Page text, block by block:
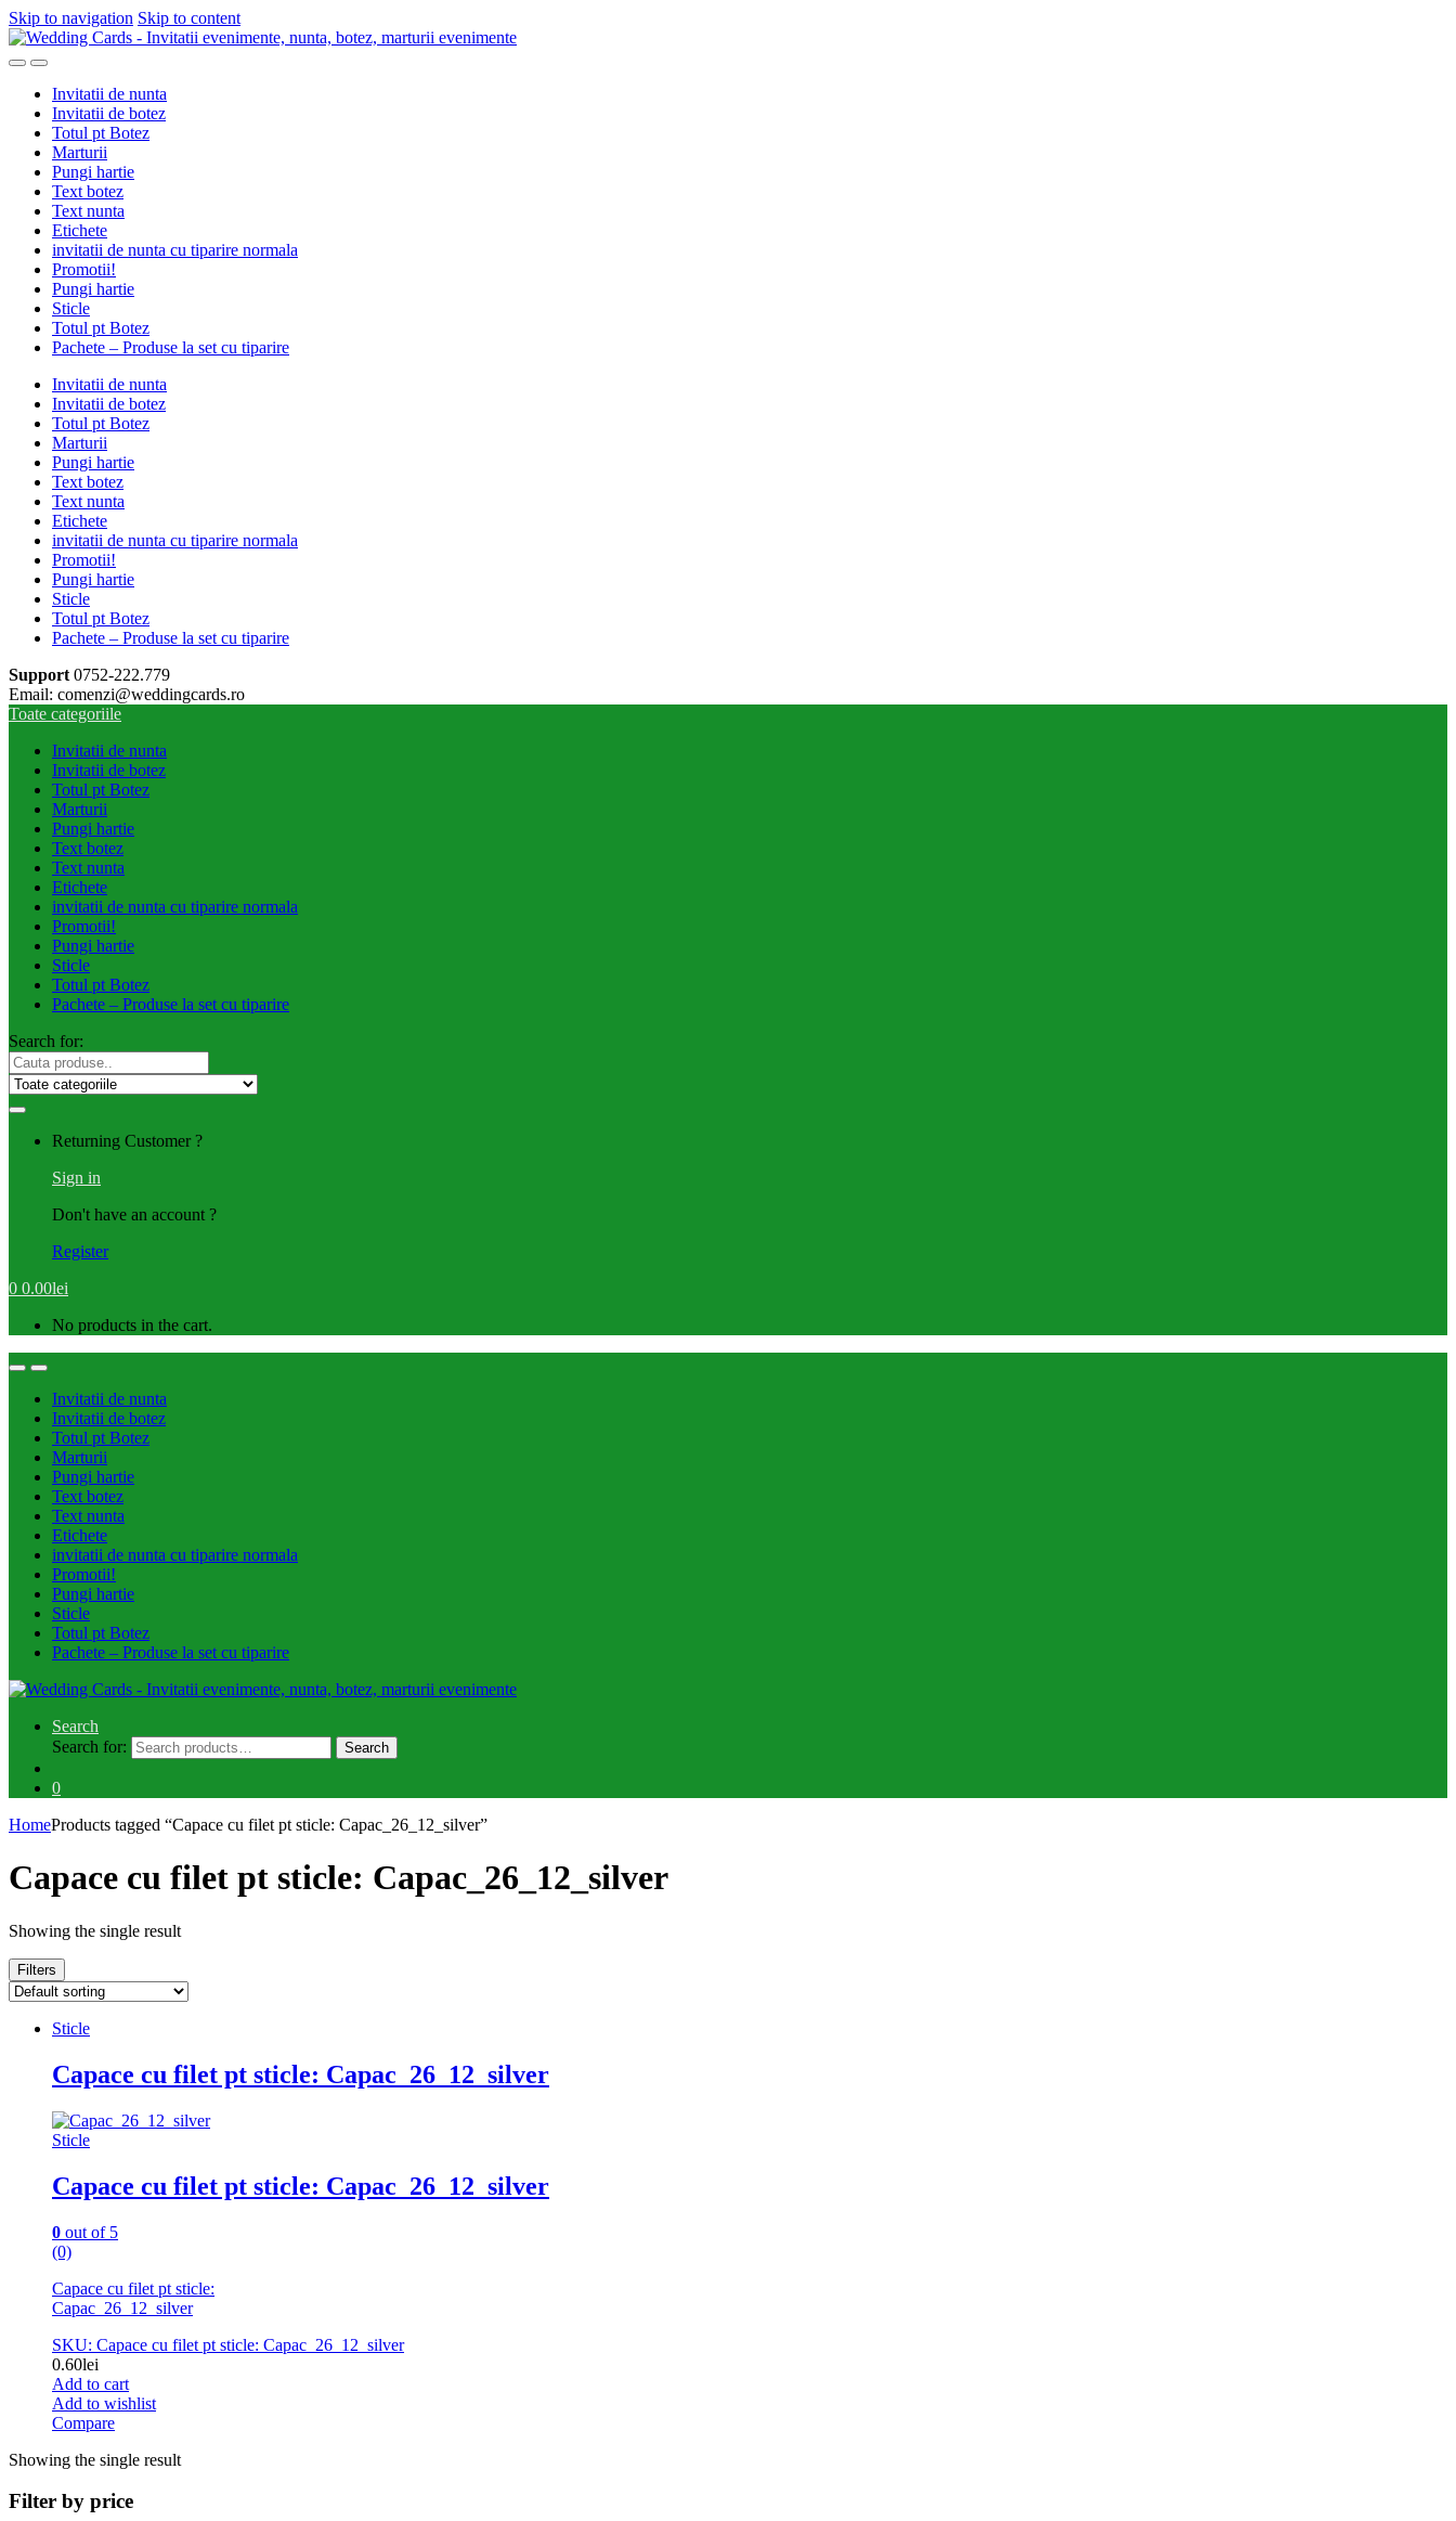
Skip to navigation Skip to content
Invitatii de nunta
Invitatii de botez
Totul pt Botez
Marturii
Pungi hartie
Text botez
Text nunta
Etichete
invitatii de nunta cu tiparire normala
Promotii!
Pungi hartie
Sticle
Totul pt Botez
Pachete – Produse la set cu tiparire
Invitatii de nunta
Invitatii de botez
Totul pt Botez
Marturii
Pungi hartie
Text botez
Text nunta
Etichete
invitatii de nunta cu tiparire normala
Promotii!
Pungi hartie
Sticle
Totul pt Botez
Pachete – Produse la set cu tiparire
Support 0752-222.779
Email: comenzi@weddingcards.ro
Toate categoriile
Invitatii de nunta
Invitatii de botez
Totul pt Botez
Marturii
Pungi hartie
Text botez
Text nunta
Etichete
invitatii de nunta cu tiparire normala
Promotii!
Pungi hartie
Sticle
Totul pt Botez
Pachete – Produse la set cu tiparire
Search for:
Returning Customer ?
Sign in
Don't have an account ?
Register
0 0.00lei
No products in the cart.
Invitatii de nunta
Invitatii de botez
Totul pt Botez
Marturii
Pungi hartie
Text botez
Text nunta
Etichete
invitatii de nunta cu tiparire normala
Promotii!
Pungi hartie
Sticle
Totul pt Botez
Pachete – Produse la set cu tiparire
Search
Search for:
Search
0
HomeProducts tagged “Capace cu filet pt sticle: Capac_26_12_silver”
Capace cu filet pt sticle: Capac_26_12_silver
Showing the single result
Filters
Sticle
Capace cu filet pt sticle: Capac_26_12_silver
Sticle
Capace cu filet pt sticle: Capac_26_12_silver
0 out of 5
(0)
Capace cu filet pt sticle:
Capac_26_12_silver
SKU: Capace cu filet pt sticle: Capac_26_12_silver
0.60lei
Add to cart
Add to wishlist
Compare
Showing the single result
Filter by price